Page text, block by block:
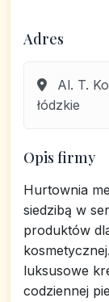
Adres
Al. T.
łódzkie
Opis firmy
Hurtownia
siedzibą w
produktów
luksusowe
codziennej